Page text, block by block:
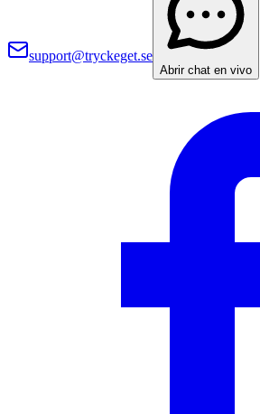
support@tryckeget.se
Abrir chat en vivo